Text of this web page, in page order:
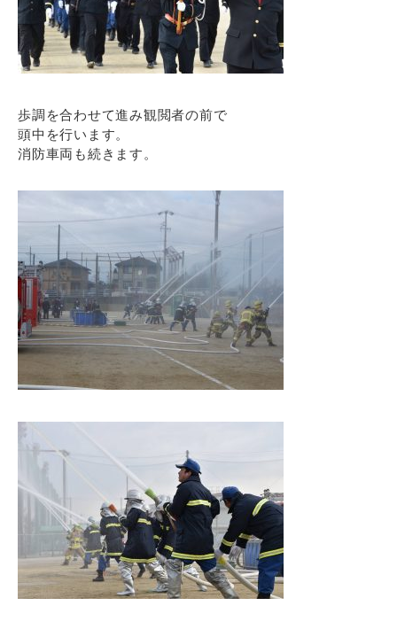
歩調を合わせて進み観閲者の前で
頭中を行います。
消防車両も続きます。